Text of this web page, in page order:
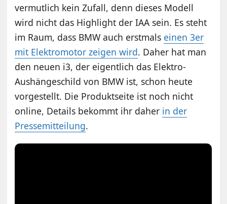
vermutlich kein Zufall, denn dieses Modell
wird nicht das Highlight der IAA sein. Es steht
im Raum, dass BMW auch erstmals einen 3er
mit Elektromotor zeigen wird. Daher hat man
den neuen i3, der eigentlich das Elektro-
Aushängeschild von BMW ist, schon heute
vorgestellt. Die Produktseite ist noch nicht
online, Details bekommt ihr daher in der
Pressemitteilung.